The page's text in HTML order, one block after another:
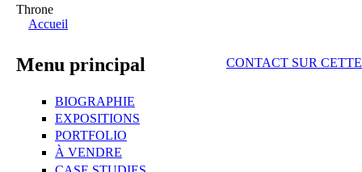
Throne
Accueil
Menu principal
BIOGRAPHIE
EXPOSITIONS
PORTFOLIO
À VENDRE
CONTACT SUR